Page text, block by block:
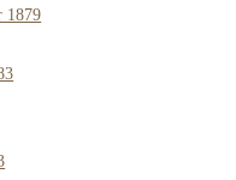
1879